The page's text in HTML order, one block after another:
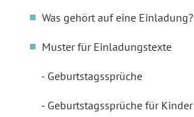
Was gehört auf eine Einladung?
Muster für Einladungstexte
Geburtstagssprüche
Geburtstagssprüche für Kinder